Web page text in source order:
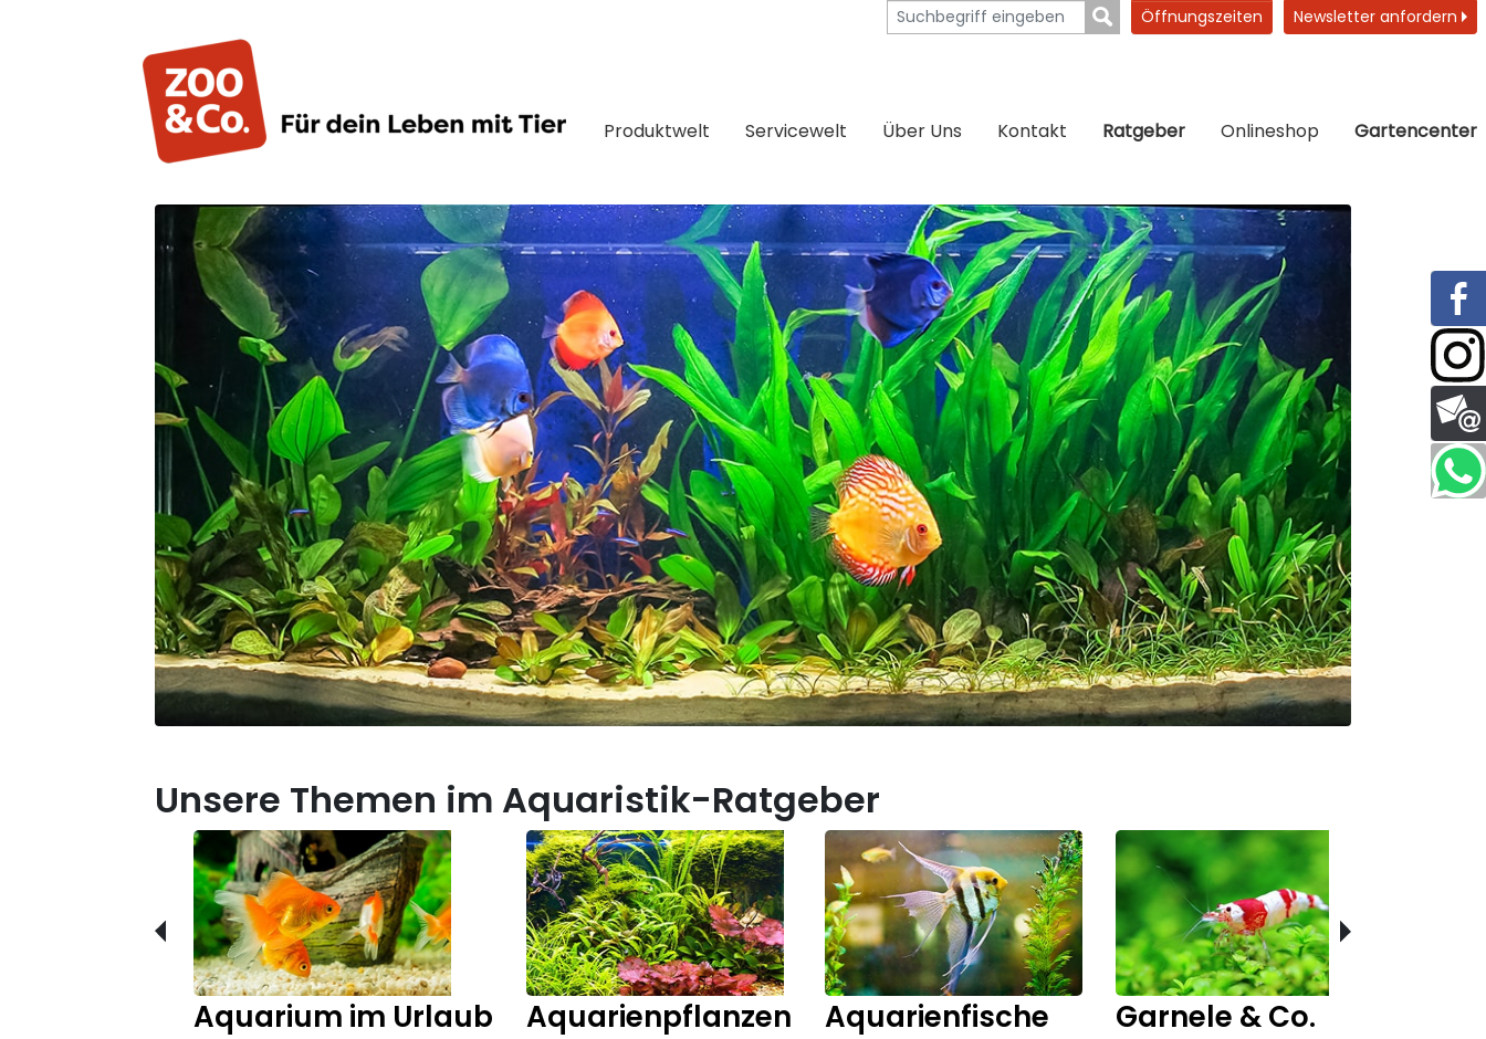
Öffnungszeiten Newsletter anfordern
Produktwelt Servicewelt Über Uns Kontakt Ratgeber Onlineshop Gartencenter
Unsere Themen im Aquaristik-Ratgeber
Aquarium im Urlaub Aquarienpflanzen Aquarienfische Garnele & Co.